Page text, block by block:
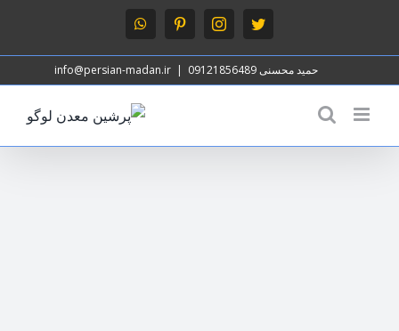
حمید محسنی 09121856489 |
info@persian-madan.ir